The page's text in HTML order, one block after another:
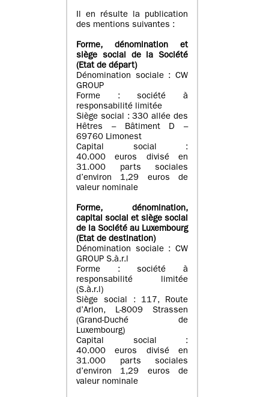
Il en résulte la publication
des mentions suivantes :
Forme, dénomination et
siège social de la Société
(Etatde départ)
Dénomination sociale : CW
GROUP
Forme : société à
responsabilité limitée
Siège social : 330 allée des
Hêtres – Bâtiment D –
69760 Limonest
Capital social :
40.000 euros divisé en
31.000 parts sociales
d’environ 1,29 euros de
valeur nominale
Forme, dénomination,
capital social et siège social
de la Société au Luxembourg
(Etat de destination)
Dénomination sociale : CW
GROUP S.à.r.l
Forme : société à
responsabilité limitée
(S.à.r.l)
Siège social : 117, Route
d’Arlon, L-8009 Strassen
(Grand-Duché de
Luxembourg)
Capital social :
40.000 euros divisé en
31.000 parts sociales
d’environ 1,29 euros de
valeur nominale